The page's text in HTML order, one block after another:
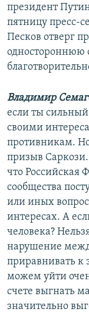
президент
пятницу пресс-
Песков отверг
одностороннюю
Владимир
если ты
своими
противникам.
призыв
что Российская
сообщества
или иных
интересах. А
человека?
нарушение
приравнивать к
можем уйти
счете выгнать
значительно